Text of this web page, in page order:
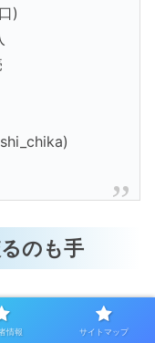
)
のも手
ーは約40分。
情報 サイトマップ